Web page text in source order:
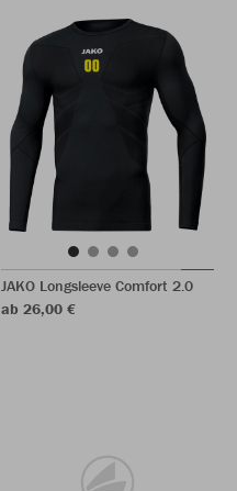
JAKO Longsleeve Comfort 2.0
ab 26,00 €